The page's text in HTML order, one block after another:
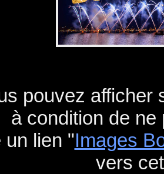
pouvez afficher
à condition de
un lien "Images
vers